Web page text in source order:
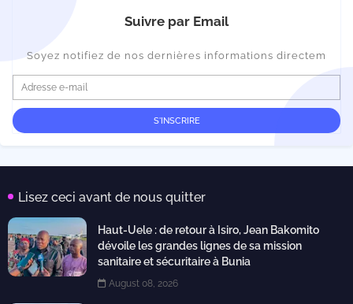
Suivre par Email
Soyez notifiez de nos dernières informations directem
Lisez ceci avant de nous quitter
Haut-Uele : de retour à Isiro, Jean Bakomito
dévoile les grandes lignes de sa mission
sanitaire et sécuritaire à Bunia
August 08, 2026